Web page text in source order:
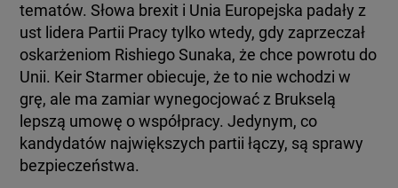
tematów. Słowa brexit i Unia Europejska padały z
ust lidera Partii Pracy tylko wtedy, gdy zaprzeczał
oskarżeniom Rishiego Sunaka, że chce powrotu do
Unii. Keir Starmer obiecuje, że to nie wchodzi w
grę, ale ma zamiar wynegocjować z Brukselą
lepszą umowę o współpracy. Jedynym, co
kandydatów największych partii łączy, są sprawy
bezpieczeństwa.